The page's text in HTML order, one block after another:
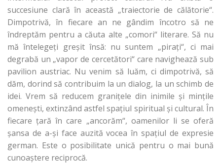
succesiune clară în această „traiectorie de călătorie“.
Dimpotrivă, în fiecare an ne gândim încotro să ne
îndreptăm pentru a căuta alte „comori“ literare. Să nu
mă întelegeţi greşit însă: nu suntem „piraţi“, ci mai
degrabă un „vapor de cercetători“ care navighează sub
pavilion austriac. Nu venim să luăm, ci dimpotrivă, să
dăm, dorind să contribuim la un dialog, la un schimb de
idei. Vrem să reducem graniţele din inimile şi minţile
omeneşti, extinzând astfel spaţiul spiritual şi cultural. În
fiecare ţară în care „ancorăm“, oamenilor li se oferă
şansa de a-și face auzită vocea în spaţiul de expresie
german. Este o posibilitate unică pentru o mai bună
cunoaştere reciprocă.